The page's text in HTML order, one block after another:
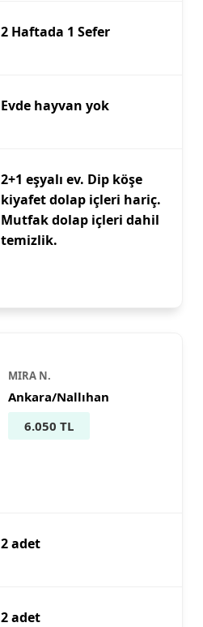
2 Haftada 1 Sefer
Evde hayvan yok
2+1 eşyalı ev. Dip köşe
kiyafet dolap içleri hariç.
Mutfak dolap içleri dahil
temizlik.
MIRA N.
Ankara/Nallıhan
6.050 TL
2 adet
2 adet